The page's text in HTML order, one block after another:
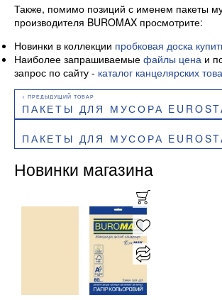
Также, помимо позиций с именем пакеты
производителя BUROMAX просмотрите:
Новинки в коллекции пробковая доска
Наиболее запрашиваемые файлы цена и
запрос по сайту - каталог канцелярских
ПАКЕТЫ ДЛЯ МУСОРА EUROSTANDART ПЛОТНЫЕ ЧЕРНЫЕ, 35 Л, 50 ШТ,
ПАКЕТЫ ДЛЯ МУСОРА EUROSTANDART ПЛОТНЫЕ ЧЕРНЫЕ, 60 Л, 20 ШТ,
Новинки магазина